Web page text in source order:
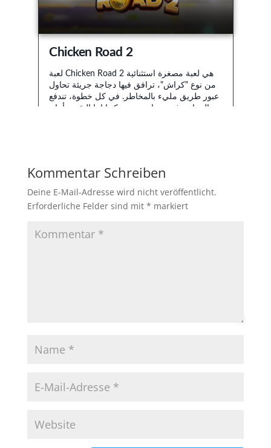
Kommentar Schreiben
Deine E-Mail-Adresse wird nicht veröffentlicht.
Erforderliche Felder sind mit * markiert